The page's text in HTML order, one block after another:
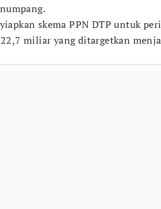
skema PPN DTP untuk
miliar yang ditargetkan